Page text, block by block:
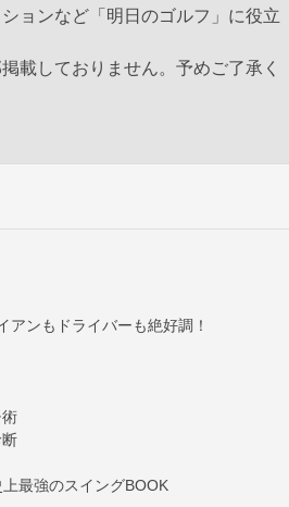
ョンなど「明日のゴルフ」に役立
載しておりません。予めご了承く
アンもドライバーも絶好調！
最強のスイングBOOK